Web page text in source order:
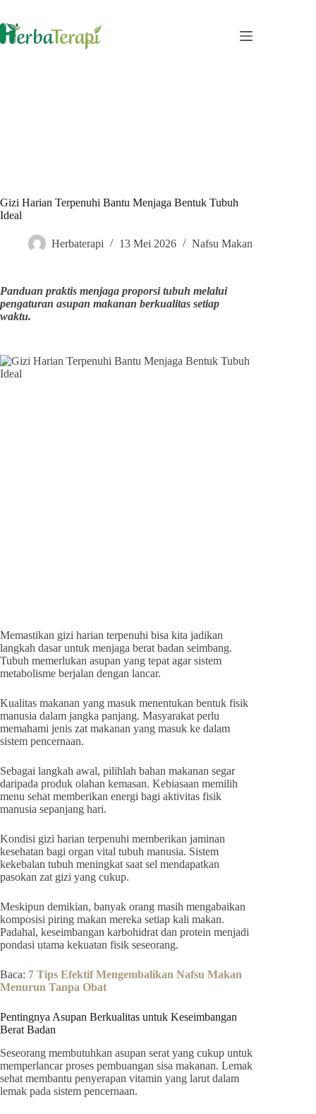
content
Gizi Harian Terpenuhi Bantu Menjaga Bentuk Tubuh
Ideal
Herbaterapi 13 Mei 2026 Nafsu Makan
Panduan praktis menjaga proporsi tubuh melalui
pengaturan asupan makanan berkualitas setiap
waktu.
Memastikan gizi harian terpenuhi bisa kita jadikan
langkah dasar untuk menjaga berat badan seimbang.
Tubuh memerlukan asupan yang tepat agar sistem
metabolisme berjalan dengan lancar.
Kualitas makanan yang masuk menentukan bentuk fisik
manusia dalam jangka panjang. Masyarakat perlu
memahami jenis zat makanan yang masuk ke dalam
sistem pencernaan.
Sebagai langkah awal, pilihlah bahan makanan segar
daripada produk olahan kemasan. Kebiasaan memilih
menu sehat memberikan energi bagi aktivitas fisik
manusia sepanjang hari.
Kondisi gizi harian terpenuhi memberikan jaminan
kesehatan bagi organ vital tubuh manusia. Sistem
kekebalan tubuh meningkat saat sel mendapatkan
pasokan zat gizi yang cukup.
Meskipun demikian, banyak orang masih mengabaikan
komposisi piring makan mereka setiap kali makan.
Padahal, keseimbangan karbohidrat dan protein menjadi
pondasi utama kekuatan fisik seseorang.
Baca: 7 Tips Efektif Mengembalikan Nafsu Makan
Menurun Tanpa Obat
Pentingnya Asupan Berkualitas untuk Keseimbangan
Berat Badan
Seseorang membutuhkan asupan serat yang cukup untuk
memperlancar proses pembuangan sisa makanan. Lemak
sehat membantu penyerapan vitamin yang larut dalam
lemak pada sistem pencernaan.